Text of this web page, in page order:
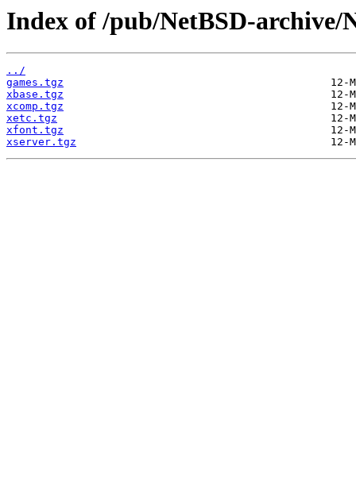
Index of /pub/NetBSD-archive/
../
games.tgz
xbase.tgz
xcomp.tgz
xetc.tgz
xfont.tgz
xserver.tgz